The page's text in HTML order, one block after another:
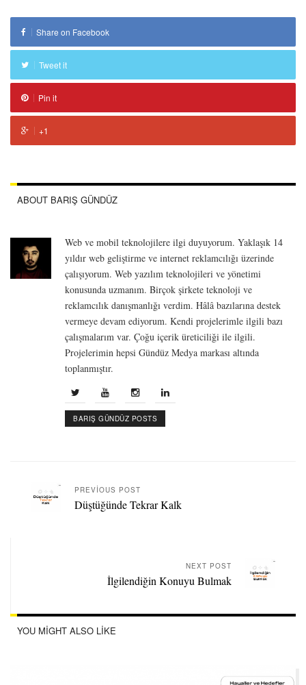
Share on Facebook
Tweet it
Pin it
+1
ABOUT BARIŞ GÜNDÜZ
Web ve mobil teknolojilere ilgi duyuyorum. Yaklaşık 14
yıldır web geliştirme ve internet reklamcılığı üzerinde
çalışıyorum. Web yazılım teknolojileri ve yönetimi
konusunda uzmanım. Birçok şirkete teknoloji ve
reklamcılık danışmanlığı verdim. Hâlâ bazılarına destek
vermeye devam ediyorum. Kendi projelerimle ilgili bazı
çalışmalarım var. Çoğu içerik üreticiliği ile ilgili.
Projelerimin hepsi Gündüz Medya markası altında
toplanmıştır.
BARIŞ GÜNDÜZ POSTS
PREVIOUS POST
Düştüğünde Tekrar Kalk
NEXT POST
İlgilendiğin Konuyu Bulmak
YOU MIGHT ALSO LIKE